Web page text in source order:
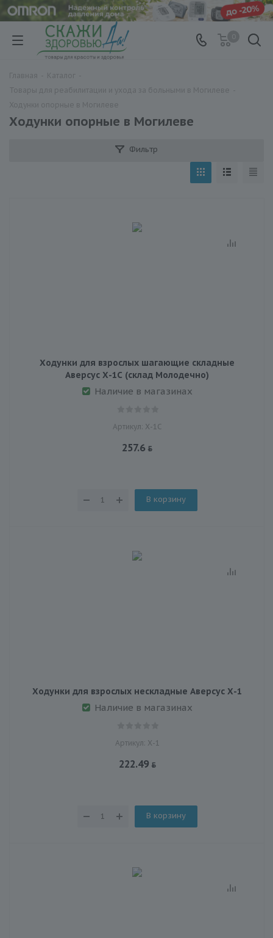
Ходунки опорные в Могилеве
Фильтр
Ходунки для взрослых шагающие складные
Аверсус Х-1С (склад Молодечно)
Наличие в магазинах
Артикул: Х-1С
257.6
В корзину
Ходунки для взрослых нескладные Аверсус Х-1
Наличие в магазинах
Артикул: Х-1
222.49
В корзину